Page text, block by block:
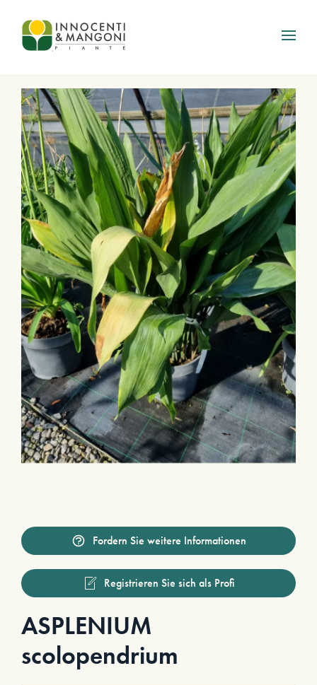
Skip to main content
Fordern Sie weitere Informationen
Registrieren Sie sich als Profi
ASPLENIUM
scolopendrium